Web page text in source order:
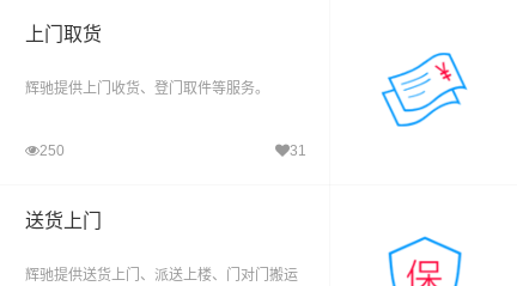
上门取货
辉驰提供上门收货、登门取件等服务。
250 31
送货上门
辉驰提供送货上门、派送上楼、门对门搬运